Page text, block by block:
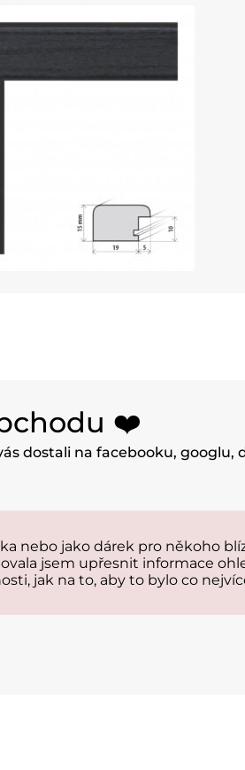
❤️
dostali na facebooku, googlu,
nebo jako dárek pro někoho
jsem upřesnit informace
jak na to, aby to bylo co